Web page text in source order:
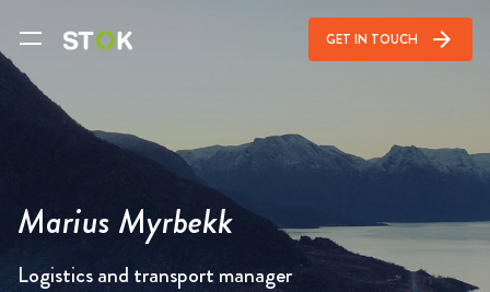
GET IN TOUCH arrow_forward
Marius Myrbekk
Logistics and transport manager